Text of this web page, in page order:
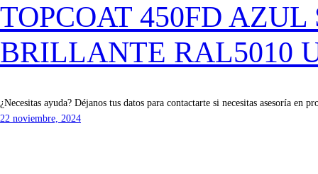
TOPCOAT 450FD AZUL
BRILLANTE RAL5010
¿Necesitas ayuda? Déjanos tus datos para contactarte si necesitas asesoría en
22 noviembre, 2024